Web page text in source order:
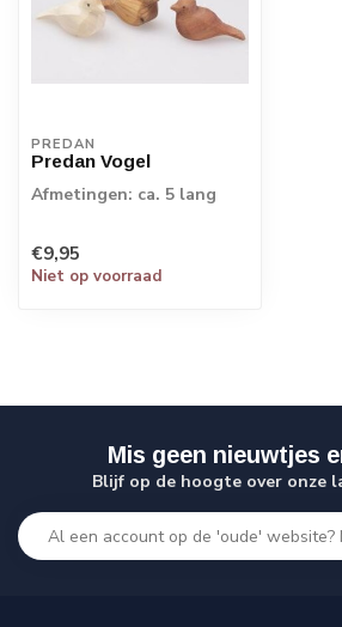
PREDAN
Predan Vogel
Afmetingen: ca. 5 lang
€9,95
Niet op voorraad
Mis geen nieuwtjes
Blijf op de hoogte over onze